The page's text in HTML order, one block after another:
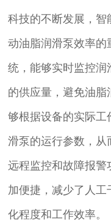
科技的不断发展，
动油脂润滑泵效率
统，能够实时监控润
的供应量，避免油
够根据设备的实际工
滑泵的运行参数，从
远程监控和故障报警
加便捷，减少了人
化程度和工作效率。